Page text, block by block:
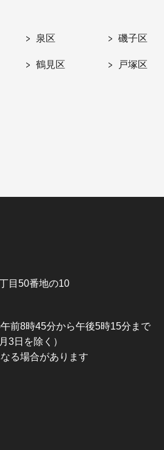
泉区 磯子区
鶴見区 戸塚区
目50番地の10
前8時45分から午後5時15分まで
3日を除く）
る場合があります